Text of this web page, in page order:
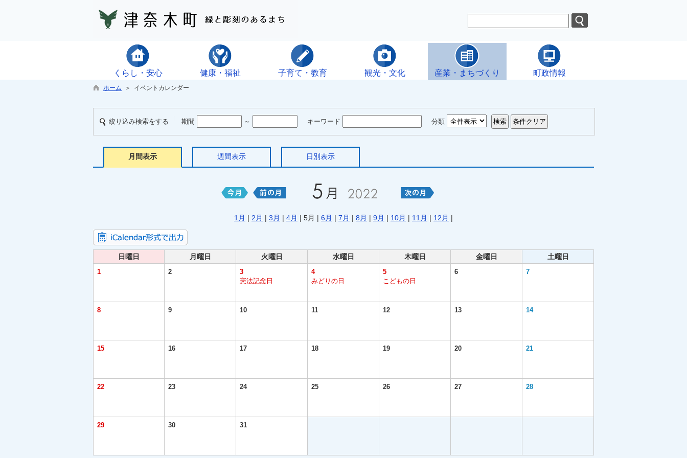
くらし・安心 健康・福祉 子育て・教育 観光・文化 産業・まちづくり 町政情報
ホーム ＞ イベントカレンダー
絞り込み検索をする 期間 ～ キーワード 分類
月間表示 週間表示 日別表示
1月 | 2月 | 3月 | 4月 | 5月 | 6月 | 7月 | 8月 | 9月 | 10月 | 11月 | 12月 |
日曜日 月曜日 火曜日 水曜日 木曜日 金曜日 土曜日
1 2
3
憲法記念日
4
みどりの日
5
こどもの日
6 7
8 9 10 11 12 13 14
15 16 17 18 19 20 21
22 23 24 25 26 27 28
29 30 31